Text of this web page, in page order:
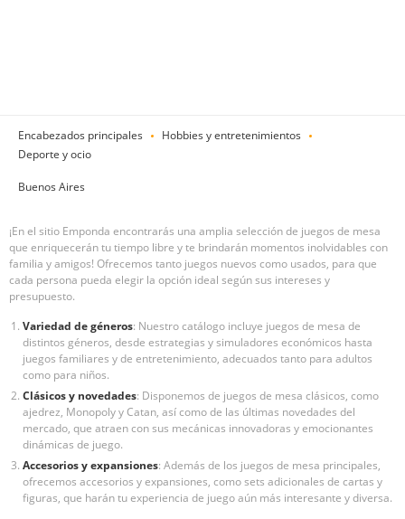
Encabezados principales
Hobbies y entretenimientos
Deporte y ocio
Buenos Aires
¡En el sitio Emponda encontrarás una amplia selección de juegos de mesa
que enriquecerán tu tiempo libre y te brindarán momentos inolvidables con
familia y amigos! Ofrecemos tanto juegos nuevos como usados, para que
cada persona pueda elegir la opción ideal según sus intereses y
presupuesto.
Variedad de géneros: Nuestro catálogo incluye juegos de mesa de
distintos géneros, desde estrategias y simuladores económicos hasta
juegos familiares y de entretenimiento, adecuados tanto para adultos
como para niños.
Clásicos y novedades: Disponemos de juegos de mesa clásicos, como
ajedrez, Monopoly y Catan, así como de las últimas novedades del
mercado, que atraen con sus mecánicas innovadoras y emocionantes
dinámicas de juego.
Accesorios y expansiones: Además de los juegos de mesa principales,
ofrecemos accesorios y expansiones, como sets adicionales de cartas y
figuras, que harán tu experiencia de juego aún más interesante y diversa.